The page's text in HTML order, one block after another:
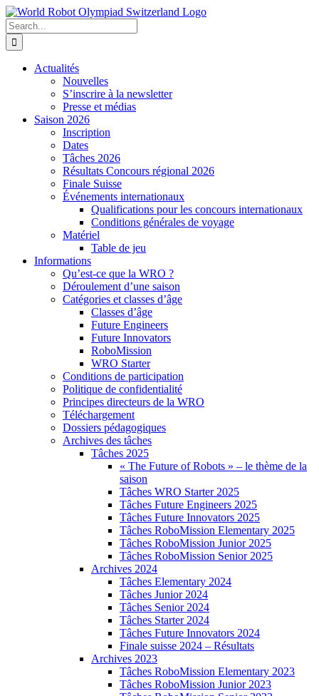
Skip
to
content
Search
for:
Actualités
Nouvelles
S’inscrire à la newsletter
Presse et médias
Saison 2026
Inscription
Dates
Tâches 2026
Résultats Concours régional 2026
Finale Suisse
Événements internationaux
Qualifications pour les concours internationaux
Conditions générales de voyage
Matériel
Table de jeu
Informations
Qu’est-ce que la WRO ?
Déroulement d’une saison
Catégories et classes d’âge
Classes d’âge
Future Engineers
Future Innovators
RoboMission
WRO Starter
Conditions de participation
Politique de confidentialité
Principes directeurs de la WRO
Téléchargement
Dossiers pédagogiques
Archives des tâches
Tâches 2025
« The Future of Robots » – le thème de la
saison
Tâches WRO Starter 2025
Tâches Future Engineers 2025
Tâches Future Innovators 2025
Tâches RoboMission Elementary 2025
Tâches RoboMission Junior 2025
Tâches RoboMission Senior 2025
Archives 2024
Tâches Elementary 2024
Tâches Junior 2024
Tâches Senior 2024
Tâches Starter 2024
Tâches Future Innovators 2024
Finale suisse 2024 – Résultats
Archives 2023
Tâches RoboMission Elementary 2023
Tâches RoboMission Junior 2023